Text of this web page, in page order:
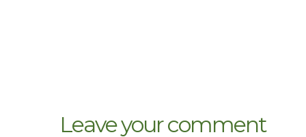
Leave your comment